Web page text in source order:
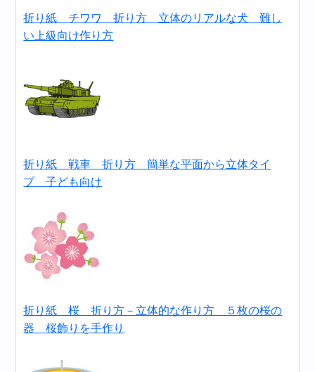
折り紙 チワワ 折り方 立体のリアルな犬 難し
い上級向け作り方
折り紙 戦車 折り方 簡単な平面から立体タイ
プ 子ども向け
折り紙 桜 折り方－立体的な作り方 ５枚の桜の
器 桜飾りを手作り